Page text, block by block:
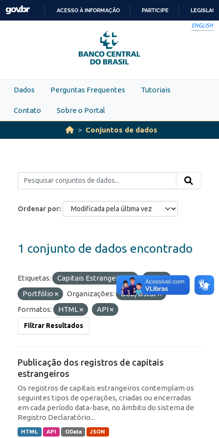
Skip to main content
PARA
O
CONTEÚDO
ACESSO À INFORMAÇÃO PARTICIPE
ENGLISH
Dados Perguntas Frequentes Tutoriais
Contato Sobre o Portal
Conjuntos de dados
Ordenar por
1 conjunto de dados encontrado
Etiquetas: Capitais Estrangeiros
ROF
Portfólio
Organizações:
BCB/Dstat
Formatos:
HTML API
Filtrar Resultados
Publicação dos registros de capitais
estrangeiros
Os registros de capitais estrangeiros contemplam os
seguintes tipos de operações, criadas ou encerradas
em cada período data-base, no âmbito do sistema de
Registro Declaratório...
HTML API OData JSON